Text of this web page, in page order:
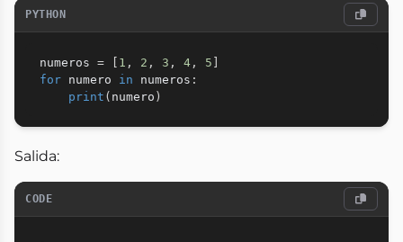
PYTHON
numeros = 1 , 2 , 3 , 4 , 5
for numero in numeros :
print ( numero )
Salida:
CODE